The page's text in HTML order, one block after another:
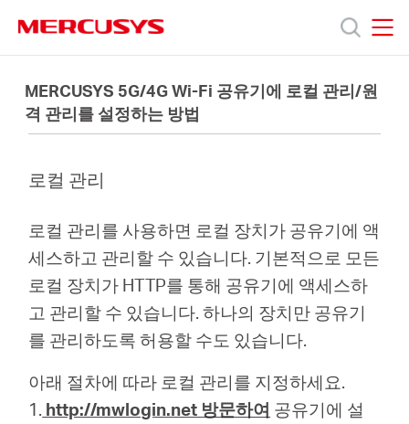
navigation
MERCUSYS 5G/4G Wi-Fi 공유기에 로컬 관리/원
격 관리를 설정하는 방법
로컬 관리
로컬 관리를 사용하면 로컬 장치가 공유기에 액
세스하고 관리할 수 있습니다. 기본적으로 모든
로컬 장치가 HTTP를 통해 공유기에 액세스하
고 관리할 수 있습니다. 하나의 장치만 공유기
를 관리하도록 허용할 수도 있습니다.
아래 절차에 따라 로컬 관리를 지정하세요.
1. http://mwlogin.net 방문하여 공유기에 설